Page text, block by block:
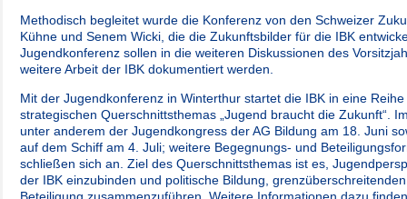
Methodisch begleitet wurde die Konferenz von den Schweizer
Kühne und Senem Wicki, die die Zukunftsbilder für die IBK
Jugendkonferenz sollen in die weiteren Diskussionen des
weitere Arbeit der IBK dokumentiert werden.
Mit der Jugendkonferenz in Winterthur startet die IBK in eine
strategischen Querschnittsthemas „Jugend braucht die Zukunft“.
unter anderem der Jugendkongress der AG Bildung am 18. Juni
auf dem Schiff am 4. Juli; weitere Begegnungs- und
schließen sich an. Ziel des Querschnittsthemas ist es,
der IBK einzubinden und politische Bildung,